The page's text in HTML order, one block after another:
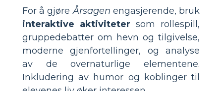
For å gjøreÅrsagen engasjerende, bruk
interaktive aktiviteter som rollespill,
gruppedebatter om hevn og tilgivelse,
moderne gjenfortellinger, og analyse
av de overnaturlige elementene.
Inkludering av humor og koblinger til